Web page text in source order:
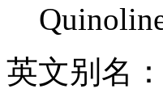
英文别名：